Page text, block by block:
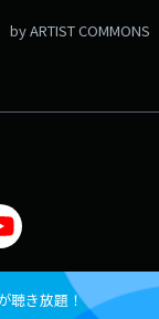
by ARTIST COMMONS
聴き放題！